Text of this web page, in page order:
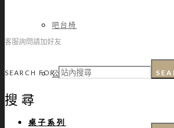
吧台椅
公共排椅
桌子系列
客服詢問請加好友
SEARCH FOR:
搜尋